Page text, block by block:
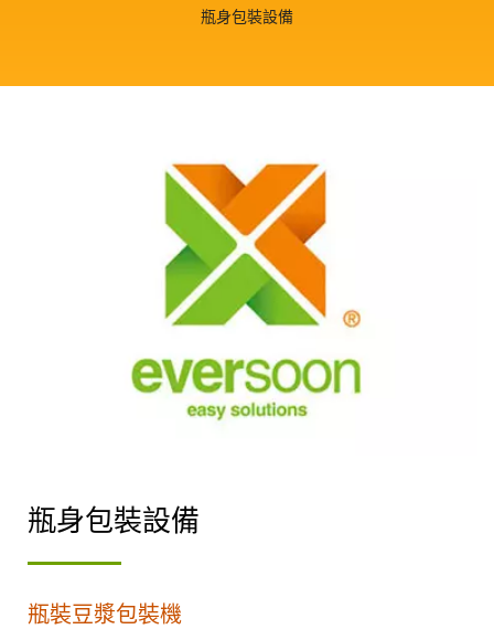
瓶身包裝設備
瓶身包裝設備
瓶裝豆漿包裝機